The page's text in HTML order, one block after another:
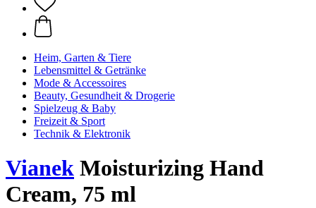
Heim, Garten & Tiere
Lebensmittel & Getränke
Mode & Accessoires
Beauty, Gesundheit & Drogerie
Spielzeug & Baby
Freizeit & Sport
Technik & Elektronik
Vianek Moisturizing Hand
Cream, 75 ml